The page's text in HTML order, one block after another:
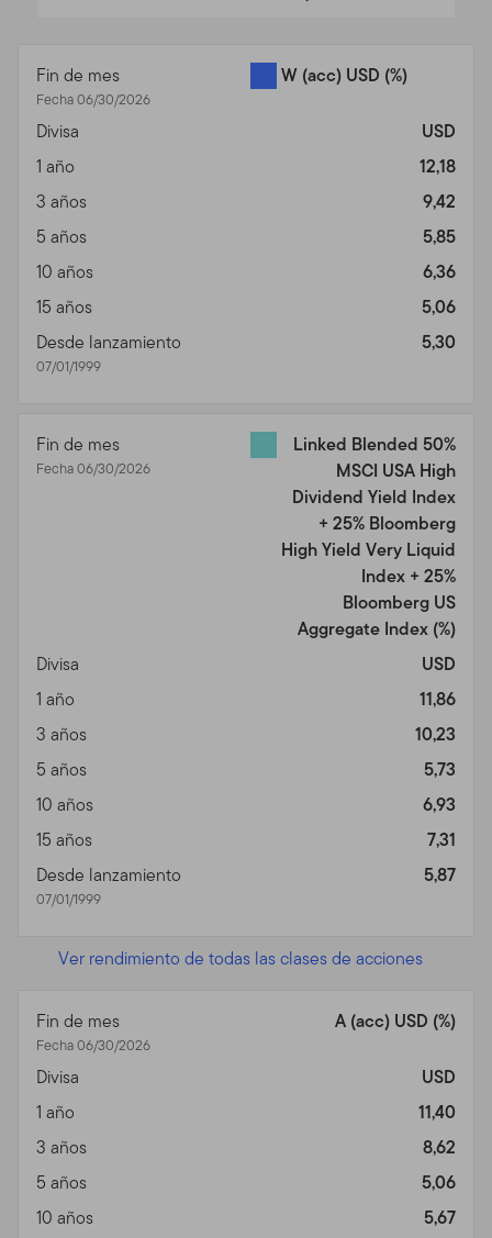
Fin de mes
Fecha 06/30/2026
W (acc) USD (%)
Divisa
USD
1 año
12,18
3 años
9,42
5 años
5,85
10 años
6,36
15 años
5,06
Desde lanzamiento
07/01/1999
5,30
Fin de mes
Fecha 06/30/2026
Linked Blended 50%
MSCI USA High
Dividend Yield Index
+ 25% Bloomberg
High Yield Very Liquid
Index + 25%
Bloomberg US
Aggregate Index (%)
Divisa
USD
1 año
11,86
3 años
10,23
5 años
5,73
10 años
6,93
15 años
7,31
Desde lanzamiento
07/01/1999
5,87
Ver rendimiento de todas las clases de acciones
Fin de mes
Fecha 06/30/2026
A (acc) USD (%)
Divisa
USD
1 año
11,40
3 años
8,62
5 años
5,06
10 años
5,67